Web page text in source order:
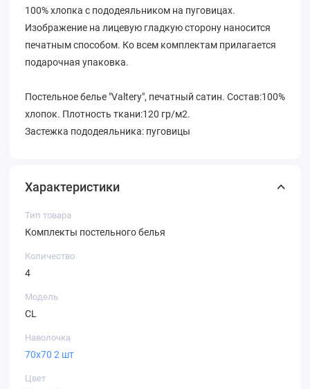
100% хлопка с пододеяльником на пуговицах.
Изображение на лицевую гладкую сторону наносится
печатным способом. Ко всем комплектам прилагается
подарочная упаковка.
Постельное белье "Valtery", печатный сатин. Состав:100%
хлопок. Плотность ткани:120 гр/м2.
Застежка пододеяльника: пуговицы
Характеристики
Тип товара
Комплекты постельного белья
Количество
4
Модель
CL
Наволочка
70х70 2 шт
Цвет